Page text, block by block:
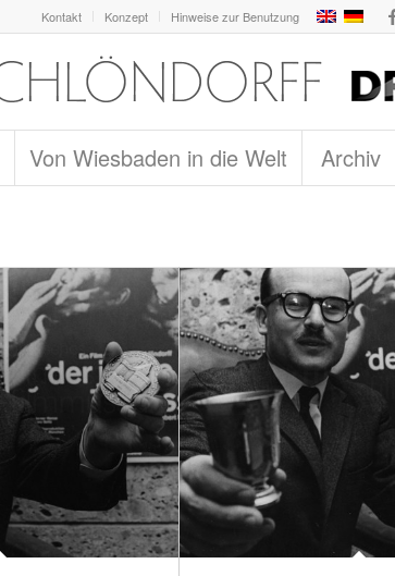
Kontakt Konzept Hinweise zur Benutzung
Von Wiesbaden in die Welt Archiv